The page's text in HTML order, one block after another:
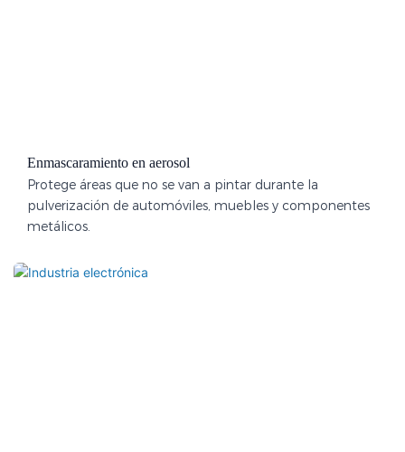
Enmascaramiento en aerosol
Protege áreas que no se van a pintar durante la
pulverización de automóviles, muebles y componentes
metálicos.